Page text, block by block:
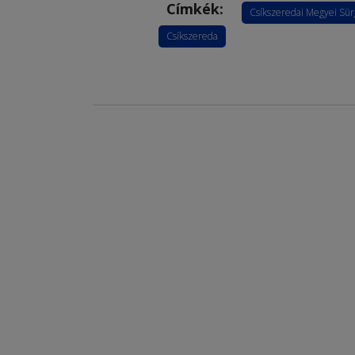
Címkék: Csíkszeredai Megyei
Csíkszereda